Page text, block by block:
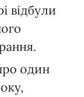
відбули
один